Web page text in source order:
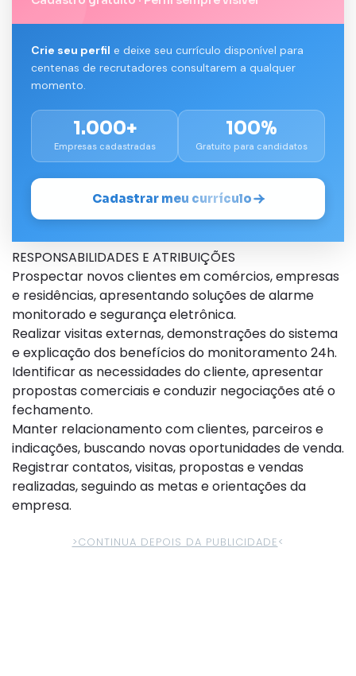
Crie seu perfil e deixe seu currículo disponível para
centenas de recrutadores consultarem a qualquer
momento.
1.000+
Empresas cadastradas
100%
Gratuito para candidatos
Cadastrar meu currículo
RESPONSABILIDADES E ATRIBUIÇÕES
Prospectar novos clientes em comércios, empresas
e residências, apresentando soluções de alarme
monitorado e segurança eletrônica.
Realizar visitas externas, demonstrações do sistema
e explicação dos benefícios do monitoramento 24h.
Identificar as necessidades do cliente, apresentar
propostas comerciais e conduzir negociações até o
fechamento.
Manter relacionamento com clientes, parceiros e
indicações, buscando novas oportunidades de venda.
Registrar contatos, visitas, propostas e vendas
realizadas, seguindo as metas e orientações da
empresa.
>CONTINUA DEPOIS DA PUBLICIDADE<